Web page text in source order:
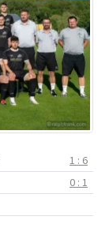
1 : 6
0 : 1